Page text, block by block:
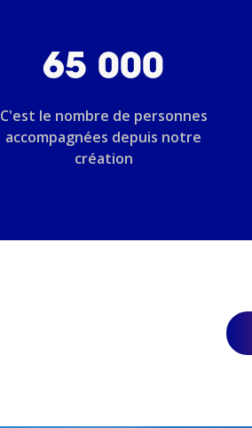
65 000
C'est le nombre de personnes
accompagnées depuis notre
création